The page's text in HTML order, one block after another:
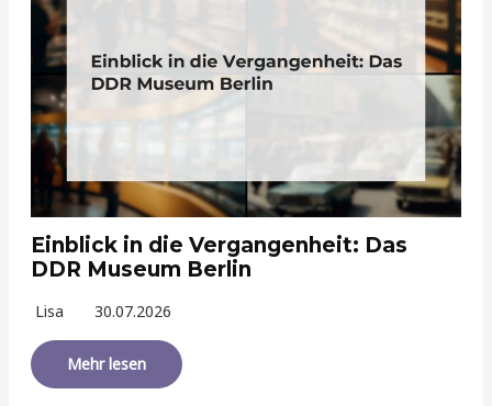
Einblick in die Vergangenheit: Das
DDR Museum Berlin
Lisa 30.07.2026
Mehr lesen